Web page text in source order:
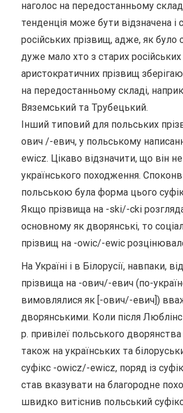
наголос на передостанньому
тенденція може бути відзначена і
російських прізвищ, адже, як було
дуже мало хто з старих російських
аристократичних прізвищ
на передостанньому складі,
Вяземський та Трубецький.
Інший типовий для польських
ович /-евич, у польському
ewicz. Цікаво відзначити, що він
українського походження.
польською була форма цього
Якщо прізвища на -ski/-cki
основному як дворянські, то
прізвищ на -owic/-ewic
На Україні і в Білорусії, навпаки,
прізвища на -ович/-евич (по-
вимовлялися як [-ович/-евич])
дворянськими. Коли після
р. привілеї польського
також на українських та
суфікс -owicz/-ewicz, поряд із
став вказувати на благородне
швидко витіснив польський